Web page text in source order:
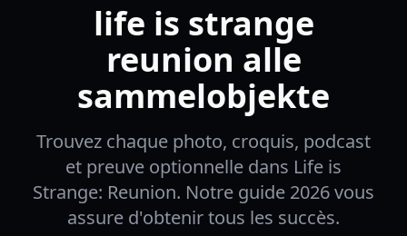
life is strange
reunion alle
sammelobjekte
Trouvez chaque photo, croquis, podcast
et preuve optionnelle dans Life is
Strange: Reunion. Notre guide 2026 vous
assure d'obtenir tous les succès.